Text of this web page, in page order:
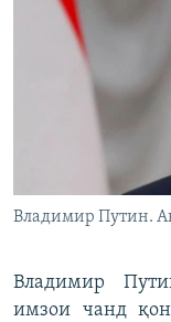
Владимир Путин.
Владимир
имзои чанд